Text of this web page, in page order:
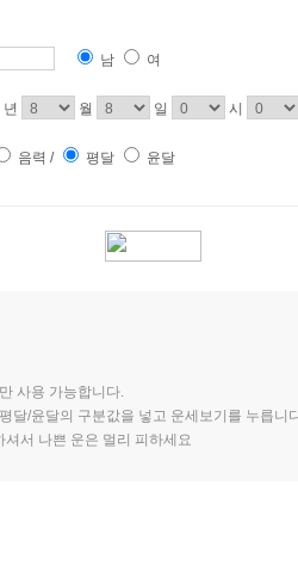
남 여
년 월 일 시
음력 / 평달 윤달
사용 가능합니다.
달/윤달의 구분값을 넣고 운세보기를 누릅니
서 나쁜 운은 멀리 피하세요